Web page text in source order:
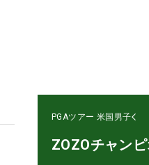
PGAツアー 米国男子
ZOZOチャン